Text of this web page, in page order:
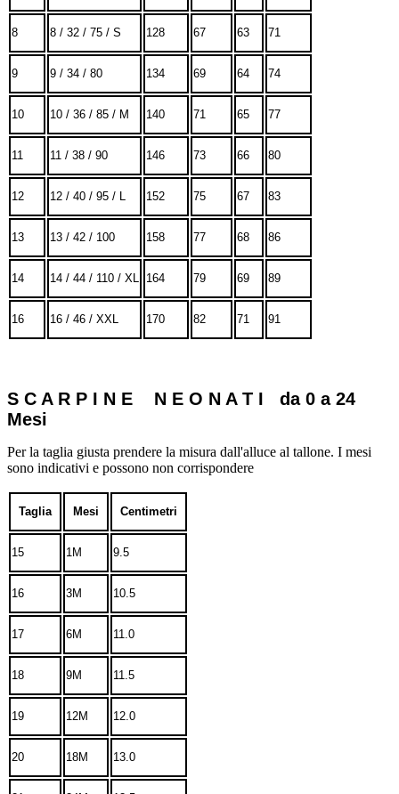
8 8 / 32 / 75 / S 128 67 63 71
9 9 / 34 / 80 134 69 64 74
10 10 / 36 / 85 / M 140 71 65 77
11 11 / 38 / 90 146 73 66 80
12 12 / 40 / 95 / L 152 75 67 83
13 13 / 42 / 100 158 77 68 86
14 14 / 44 / 110 / XL 164 79 69 89
16 16 / 46 / XXL 170 82 71 91
S C A R P I N E N E O N A T I da 0 a 24
Mesi
Per la taglia giusta prendere la misura dall'alluce al tallone. I mesi
sono indicativi e possono non corrispondere
Taglia Mesi Centimetri
15 1M 9.5
16 3M 10.5
17 6M 11.0
18 9M 11.5
19 12M 12.0
20 18M 13.0